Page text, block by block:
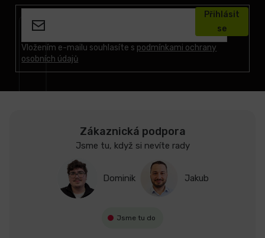
Vložením e-mailu souhlasíte s podmínkami ochrany
osobních údajů
Přihlásit
se
Zákaznická podpora
Jsme tu, když si nevíte rady
Dominik Jakub
Jsme tu do